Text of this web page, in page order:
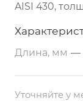
AISI 430,
борта
Усиление
профили
Материал
Длина, мм —
Уточняйте у